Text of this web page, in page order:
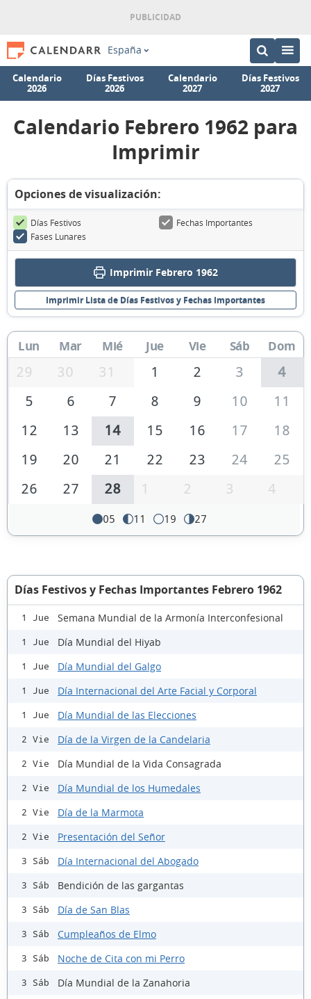
España
Calendario
2026
Días Festivos
2026
Calendario
2027
Días Festivos
2027
Calendario Febrero 1962 para
Imprimir
Opciones de visualización:
Días Festivos
Fechas Importantes
Fases Lunares
Imprimir Febrero 1962
Imprimir Lista de Días Festivos y Fechas Importantes
Lun Mar Mié Jue Vie Sáb Dom
29 30 31 1 2 3
4
5
6 7 8 9 10
11
12
13 14 15 16 17
18
19
20 21 22 23 24
25
26
27 28 1 2 3 4
05 11 19 27
Días Festivos y Fechas Importantes Febrero 1962
1 Jue Semana Mundial de la Armonía Interconfesional
1 Jue Día Mundial del Hiyab
1 Jue Día Mundial del Galgo
1 Jue Día Internacional del Arte Facial y Corporal
1 Jue Día Mundial de las Elecciones
2 Vie Día de la Virgen de la Candelaria
2 Vie Día Mundial de la Vida Consagrada
2 Vie Día Mundial de los Humedales
2 Vie Día de la Marmota
2 Vie Presentación del Señor
3 Sáb Día Internacional del Abogado
3 Sáb Bendición de las gargantas
3 Sáb Día de San Blas
3 Sáb Cumpleaños de Elmo
3 Sáb Noche de Cita con mi Perro
3 Sáb Día Mundial de la Zanahoria